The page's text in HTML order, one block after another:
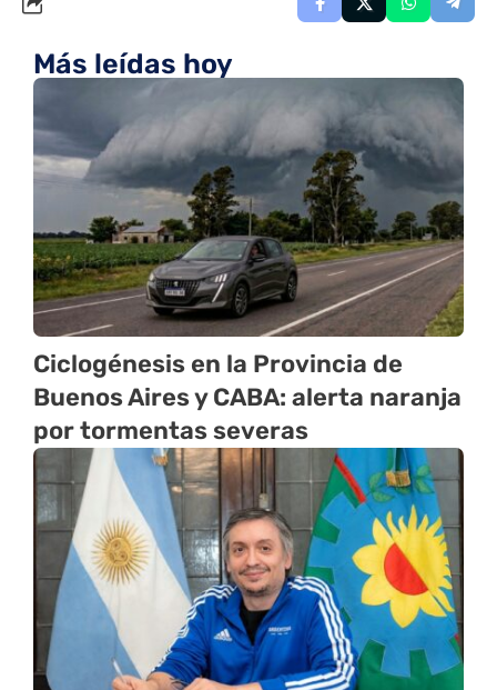
Más leídas hoy
Ciclogénesis en la Provincia de
Buenos Aires y CABA: alerta naranja
por tormentas severas